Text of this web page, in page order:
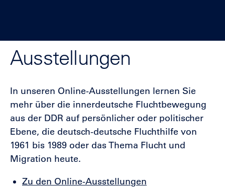
Ausstellungen
In unseren Online-Ausstellungen lernen Sie
mehr über die innerdeutsche Fluchtbewegung
aus der DDR auf persönlicher oder politischer
Ebene, die deutsch-deutsche Fluchthilfe von
1961 bis 1989 oder das Thema Flucht und
Migration heute.
Zu den Online-Ausstellungen